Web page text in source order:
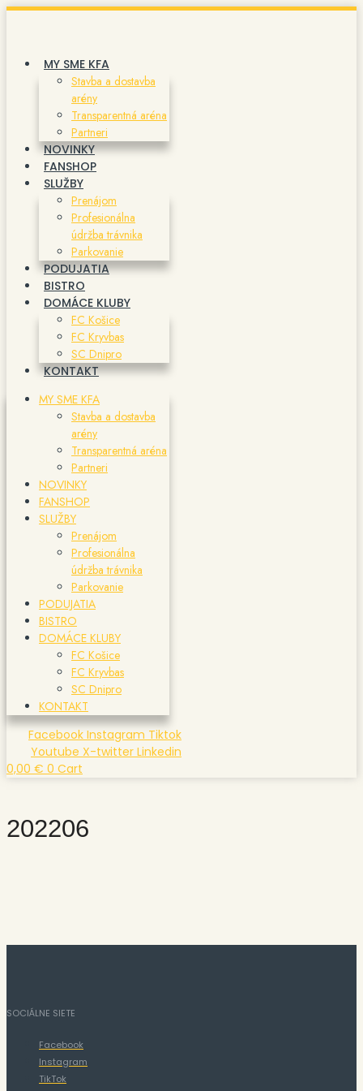
Preskočiť
MY SME KFA
Stavba a dostavba
arény
Transparentná aréna
Partneri
NOVINKY
FANSHOP
SLUŽBY
Prenájom
Profesionálna
údržba trávnika
Parkovanie
PODUJATIA
BISTRO
DOMÁCE KLUBY
FC Košice
FC Kryvbas
SC Dnipro
KONTAKT
MY SME KFA
Stavba a dostavba
arény
Transparentná aréna
Partneri
NOVINKY
FANSHOP
SLUŽBY
Prenájom
Profesionálna
údržba trávnika
Parkovanie
PODUJATIA
BISTRO
DOMÁCE KLUBY
FC Košice
FC Kryvbas
SC Dnipro
KONTAKT
Facebook Instagram Tiktok
Youtube X-twitter Linkedin
0,00 € 0 Cart
202206
SOCIÁLNE SIETE
Facebook
Instagram
TikTok